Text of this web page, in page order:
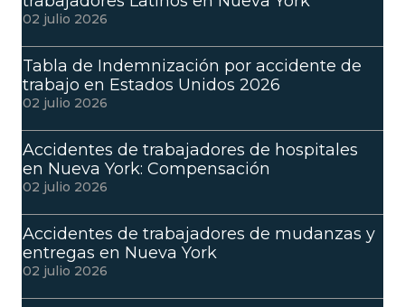
02 julio 2026
Tabla de Indemnización por accidente de
trabajo en Estados Unidos 2026
02 julio 2026
Accidentes de trabajadores de hospitales
en Nueva York: Compensación
02 julio 2026
Accidentes de trabajadores de mudanzas y
entregas en Nueva York
02 julio 2026